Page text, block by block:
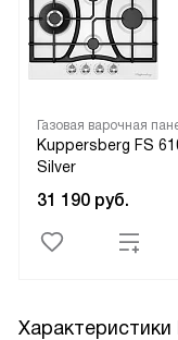
Газовая варочная
Kuppersberg FS
Silver
31 190 руб.
Характеристики